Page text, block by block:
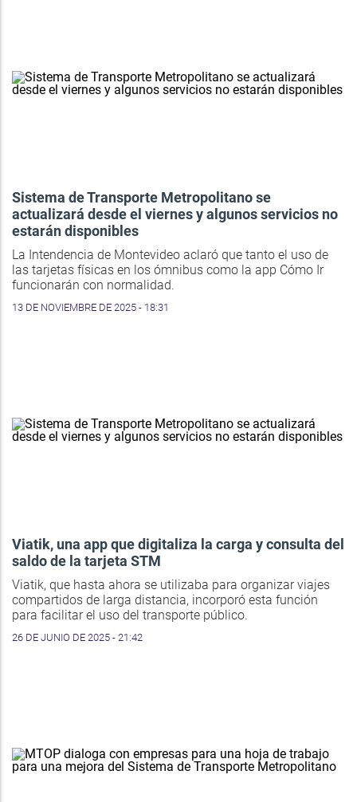
Sistema de Transporte Metropolitano se
actualizará desde el viernes y algunos servicios no
estarán disponibles
La Intendencia de Montevideo aclaró que tanto el uso de
las tarjetas físicas en los ómnibus como la app Cómo Ir
funcionarán con normalidad.
13 DE NOVIEMBRE DE 2025 - 18:31
Viatik, una app que digitaliza la carga y consulta del
saldo de la tarjeta STM
Viatik, que hasta ahora se utilizaba para organizar viajes
compartidos de larga distancia, incorporó esta función
para facilitar el uso del transporte público.
26 DE JUNIO DE 2025 - 21:42